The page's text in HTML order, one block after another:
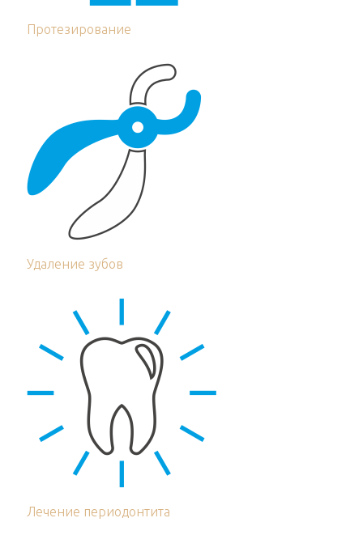
Протезирование
Удаление зубов
Лечение периодонтита